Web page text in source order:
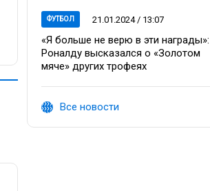
ФУТБОЛ 21.01.2024 / 13:07
«Я больше не верю в эти награды»:
Роналду высказался о «Золотом
мяче» других трофеях
Все новости